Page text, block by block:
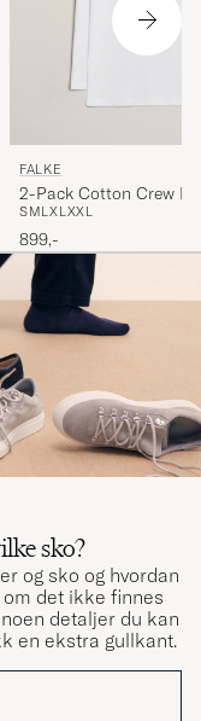
FALKE
2-Pack Cotton Crew
White
SMLXLXXL
899,-
sko?
og sko og hvordan
det ikke finnes
detaljer du kan
en ekstra gullkant.